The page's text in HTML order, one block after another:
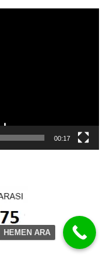
00:17
HEMEN ARA